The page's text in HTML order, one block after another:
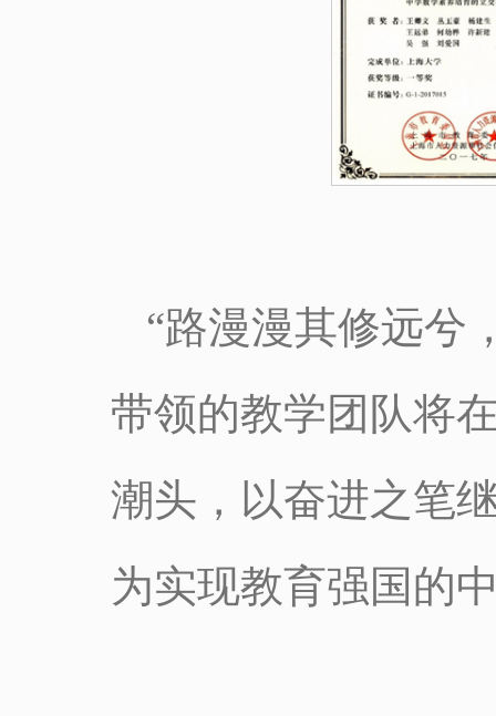
“路漫漫其修远兮
带领的教学团队将
潮头，以奋进之笔
为实现教育强国的